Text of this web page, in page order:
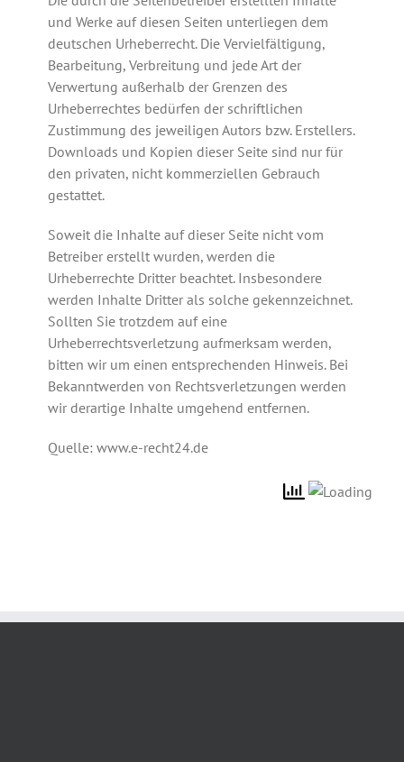
und Werke auf diesen Seiten unterliegen dem
deutschen Urheberrecht. Die Vervielfältigung,
Bearbeitung, Verbreitung und jede Art der
Verwertung außerhalb der Grenzen des
Urheberrechtes bedürfen der schriftlichen
Zustimmung des jeweiligen Autors bzw. Erstellers.
Downloads und Kopien dieser Seite sind nur für
den privaten, nicht kommerziellen Gebrauch
gestattet.
Soweit die Inhalte auf dieser Seite nicht vom
Betreiber erstellt wurden, werden die
Urheberrechte Dritter beachtet. Insbesondere
werden Inhalte Dritter als solche gekennzeichnet.
Sollten Sie trotzdem auf eine
Urheberrechtsverletzung aufmerksam werden,
bitten wir um einen entsprechenden Hinweis. Bei
Bekanntwerden von Rechtsverletzungen werden
wir derartige Inhalte umgehend entfernen.
Quelle: www.e-recht24.de